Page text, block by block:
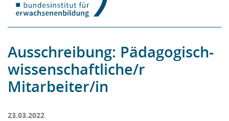
Ausschreibung: Pädagogisch-
wissenschaftliche/r
Mitarbeiter/in
23.03.2022